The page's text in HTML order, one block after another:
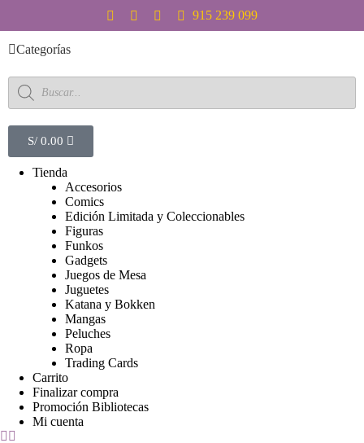
a
l
a
r
n
915 239 099
Categorías
S/ 0.00
Tienda
Accesorios
Comics
Edición Limitada y Coleccionables
Figuras
Funkos
Gadgets
Juegos de Mesa
Juguetes
Katana y Bokken
Mangas
Peluches
Ropa
Trading Cards
Carrito
Finalizar compra
Promoción Bibliotecas
Mi cuenta